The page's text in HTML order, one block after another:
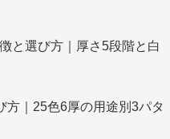
と選び方｜厚さ5段階と白
方｜25色6厚の用途別3パタ